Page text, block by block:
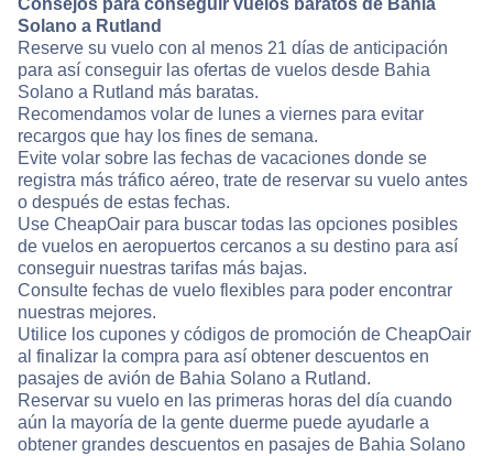
Consejos para conseguir vuelos baratos de Bahia
Solano a Rutland
Reserve su vuelo con al menos 21 días de anticipación
para así conseguir las ofertas de vuelos desde Bahia
Solano a Rutland más baratas.
Recomendamos volar de lunes a viernes para evitar
recargos que hay los fines de semana.
Evite volar sobre las fechas de vacaciones donde se
registra más tráfico aéreo, trate de reservar su vuelo antes
o después de estas fechas.
Use CheapOair para buscar todas las opciones posibles
de vuelos en aeropuertos cercanos a su destino para así
conseguir nuestras tarifas más bajas.
Consulte fechas de vuelo flexibles para poder encontrar
nuestras mejores.
Utilice los cupones y códigos de promoción de CheapOair
al finalizar la compra para así obtener descuentos en
pasajes de avión de Bahia Solano a Rutland.
Reservar su vuelo en las primeras horas del día cuando
aún la mayoría de la gente duerme puede ayudarle a
obtener grandes descuentos en pasajes de Bahia Solano